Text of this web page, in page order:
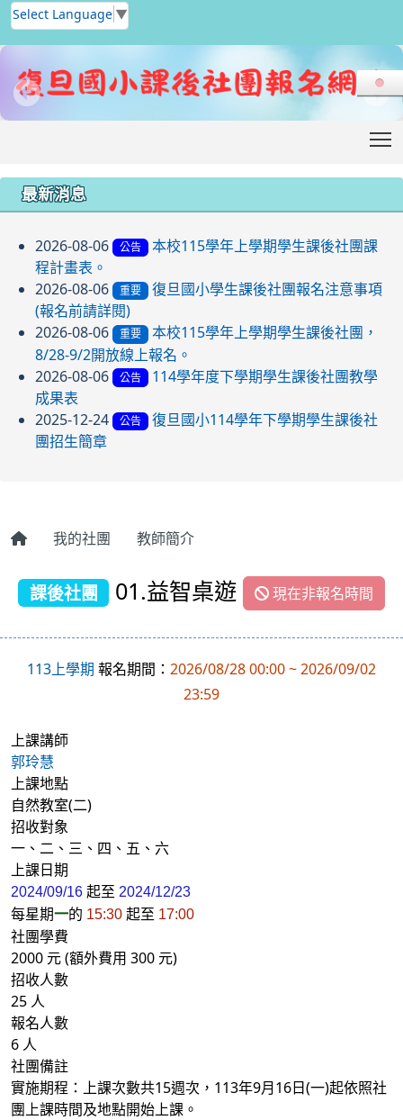
Select Language ▼
最新消息
2026-08-06 公告
本校115學年上學期學生課後社團課
程計畫表。
2026-08-06
重要
復旦國小學生課後社團報名注意事項
(報名前請詳閱)
2026-08-06
重要
本校115學年上學期學生課後社團，
8/28-9/2開放線上報名。
2026-08-06
公告
114學年度下學期學生課後社團教學
成果表
2025-12-24
公告
復旦國小114學年下學期學生課後社
團招生簡章
我的社團 教師簡介
課後社團 01.益智桌遊 現在非報名時間
113上學期 報名期間： 2026/08/28 00:00 ~ 2026/09/02
23:59
上課講師
郭玲慧
上課地點
自然教室(二)
招收對象
一、二、三、四、五、六
上課日期
2024/09/16 起至 2024/12/23
每星期一的 15:30 起至 17:00
社團學費
2000 元 (額外費用 300 元)
招收人數
25 人
報名人數
6 人
社團備註
實施期程：上課次數共15週次，113年9月16日(一)起依照社
團上課時間及地點開始上課。